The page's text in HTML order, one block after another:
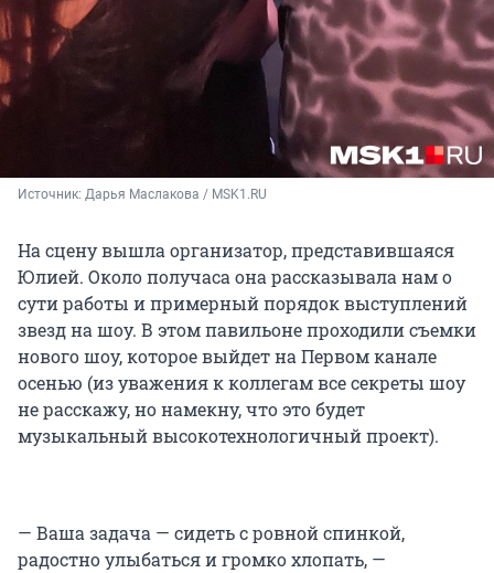
Источник: Дарья Маслакова / MSK1.RU
На сцену вышла организатор, представившаяся
Юлией. Около получаса она рассказывала нам о
сути работы и примерный порядок выступлений
звезд на шоу. В этом павильоне проходили съемки
нового шоу, которое выйдет на Первом канале
осенью (из уважения к коллегам все секреты шоу
не расскажу, но намекну, что это будет
музыкальный высокотехнологичный проект).
— Ваша задача — сидеть с ровной спинкой,
радостно улыбаться и громко хлопать, —